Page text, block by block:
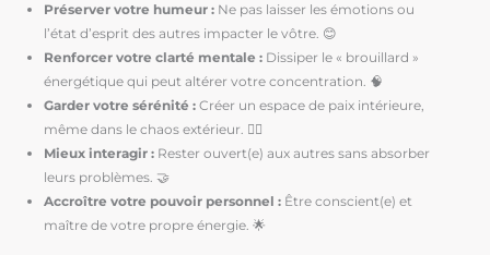
Préserver votre humeur : Ne pas laisser les émotions ou
l’état d’esprit des autres impacter le vôtre. 😊
Renforcer votre clarté mentale : Dissiper le « brouillard »
énergétique qui peut altérer votre concentration. 🧠
Garder votre sérénité : Créer un espace de paix intérieure,
même dans le chaos extérieur. 🧘‍♀️
Mieux interagir : Rester ouvert(e) aux autres sans absorber
leurs problèmes. 🤝
Accroître votre pouvoir personnel : Être conscient(e) et
maître de votre propre énergie. 🌟